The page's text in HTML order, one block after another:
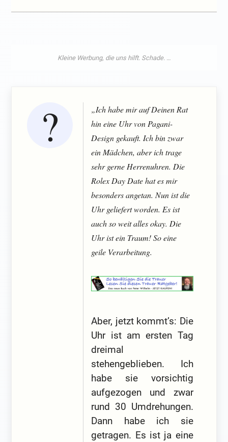
„Ich habe mir auf Deinen Rat
hin eine Uhr von Pagani-
Design gekauft. Ich bin zwar
ein Mädchen, aber ich trage
sehr gerne Herrenuhren. Die
Rolex Day Date hat es mir
besonders angetan. Nun ist die
Uhr geliefert worden. Es ist
auch so weit alles okay. Die
Uhr ist ein Traum! So eine
geile Verarbeitung.
Aber, jetzt kommt’s: Die
Uhr ist am ersten Tag
dreimal
stehengeblieben. Ich
habe sie vorsichtig
aufgezogen und zwar
rund 30 Umdrehungen.
Dann habe ich sie
getragen. Es ist ja eine